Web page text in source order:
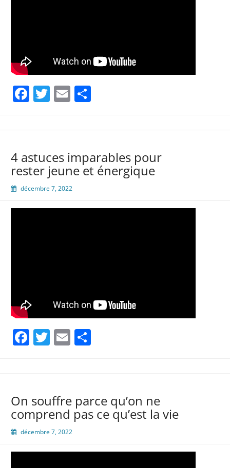
Facebook
Twitter
Email
4 astuces imparables pour
rester jeune et énergique
décembre 7, 2022
Facebook
Twitter
Email
On souffre parce qu’on ne
comprend pas ce qu’est la vie
décembre 7, 2022